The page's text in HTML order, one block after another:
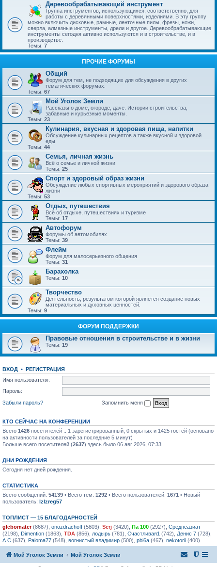
Деревообрабатывающий инструмент
Группа инструментов, использующихся, соответственно, для
работы с деревянными поверхностями, изделиями. В эту группу
можно включить дисковые, рамные, ленточные пилы, фрезы, ножи,
сверла, алмазные инструменты, дрели и другое. Деревообрабатывающие
инструменты сегодня активно используются и в строительстве, и в
производстве.
Темы: 7
ПРОЧИЕ ФОРУМЫ
Общий
Форум для тем, не подходящих для обсуждения в других
тематических форумах.
Темы: 67
Мой Уголок Земли
Рассказы о доме, огороде, даче. Истории строительства,
забавные и курьезные моменты.
Темы: 23
Кулинария, вкусная и здоровая пища, напитки
Обсуждение кулинарных рецептов а также вкусной и здоровой
еды.
Темы: 44
Семья, личная жизнь
Всё о семье и личной жизни
Темы: 25
Спорт и здоровый образ жизни
Обсуждение любых спортивных мероприятий и здорового образа
жизни
Темы: 53
Отдых, путешествия
Всё об отдыхе, путешествиях и туризме
Темы: 17
Автофорум
Форумы об автомобилях
Темы: 39
Флейм
Форум для малосерьезного общения
Темы: 31
Барахолка
Темы: 10
Творчество
Деятельность, результатом которой является создание новых
материальных и духовных ценностей.
Темы: 9
ФОРУМ ПОДДЕРЖКИ
Правовые отношения в строительстве и в жизни
Темы: 19
ВХОД • РЕГИСТРАЦИЯ
Имя пользователя:
Пароль:
Забыли пароль?
Запомнить меня
КТО СЕЙЧАС НА КОНФЕРЕНЦИИ
Всего 1426 посетителей :: 1 зарегистрированный, 0 скрытых и 1425 гостей (основано
на активности пользователей за последние 5 минут)
Больше всего посетителей (2637) здесь было 06 авг 2026, 07:33
ДНИ РОЖДЕНИЯ
Сегодня нет дней рождения.
СТАТИСТИКА
Всего сообщений: 54139 • Всего тем: 1292 • Всего пользователей: 1671 • Новый
пользователь: lzlzreg57
ТОПЛИСТ — 15 БЛАГОДАРНОСТЕЙ
glebomater(8687), onozdrachoff (5803), Serj (3420), Па 100 (2927), Среднеазиат
(2198), Dimention (1863), TDA (856), лодырь (781), Счастливая1 (742), Денис 7 (728),
А С (637), Paloma77 (548), вогнистый владимир (500), pbi6a (467), nekotorii (400)
Мой Уголок Земли Мой Уголок Земли